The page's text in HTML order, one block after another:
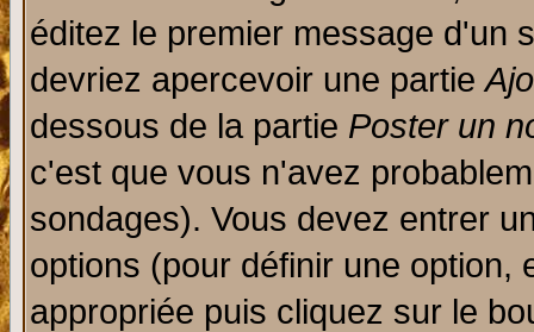
éditez le premier message d'un
devriez apercevoir une partie
dessous de la partie Poster un
c'est que vous n'avez
sondages). Vous devez entrer
options (pour définir une option,
appropriée puis cliquez sur le